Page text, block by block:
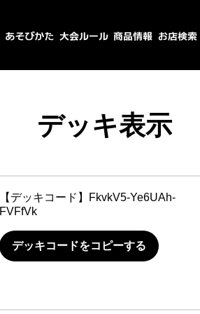
デッキ表示
【デッキコード】
FkvkV5-Ye6UAh-
FVFfVk
デッキコードをコピーする